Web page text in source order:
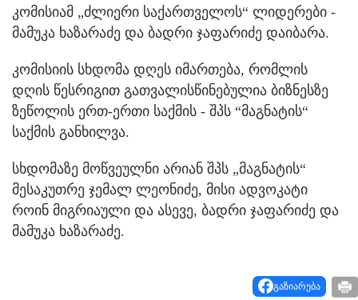
კომისიამ „ძლიერი საქართველოს“ ლიდერები -
მამუკა ხაზარაძე და ბადრი ჯაფარიძე დაიბარა.
კომისიის სხდომა დღეს იმართება, რომლის
დღის წესრიგით გათვალისწინებულია ბიზნესზე
ზეწოლის ერთ-ერთი საქმის - შპს “მაგნატის“
საქმის განხილვა.
სხდომაზე მოწვეულნი არიან შპს „მაგნატის“
მესაკუთრე ჯემალ ლეონიძე, მისი ადვოკატი
როინ მიგრიაული და ასევე, ბადრი ჯაფარიძე და
მამუკა ხაზარაძე.
გაზიარება